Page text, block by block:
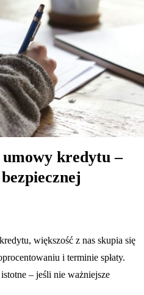
kredytu –
większość z nas skupia się
i terminie spłaty.
– jeśli nie ważniejsze